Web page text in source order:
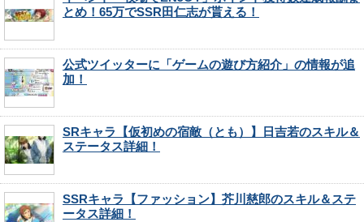
とめ！65万でSSR田仁志が貰える！
公式ツイッターに「ゲームの遊び方紹介」の情報が追
加！
SRキャラ【仮初めの宿敵（とも）】日吉若のスキル＆
ステータス詳細！
SSRキャラ【ファッション】芥川慈郎のスキル＆ステ
ータス詳細！